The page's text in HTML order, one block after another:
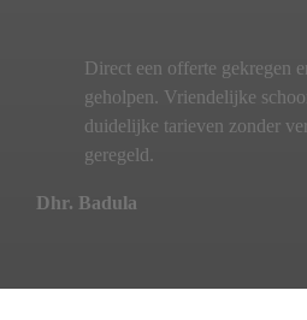
Direct een offerte gekregen
geholpen. Vriendelijke
duidelijke tarieven zonder
geregeld.
Dhr. Badula